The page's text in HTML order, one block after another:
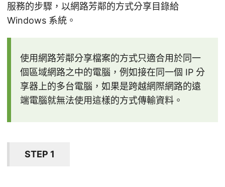
服務的步驟，以網路芳鄰的方式分享目錄給
Windows 系統。
使用網路芳鄰分享檔案的方式只適合用於同一
個區域網路之中的電腦，例如接在同一個 IP 分
享器上的多台電腦，如果是跨越網際網路的遠
端電腦就無法使用這樣的方式傳輸資料。
STEP 1